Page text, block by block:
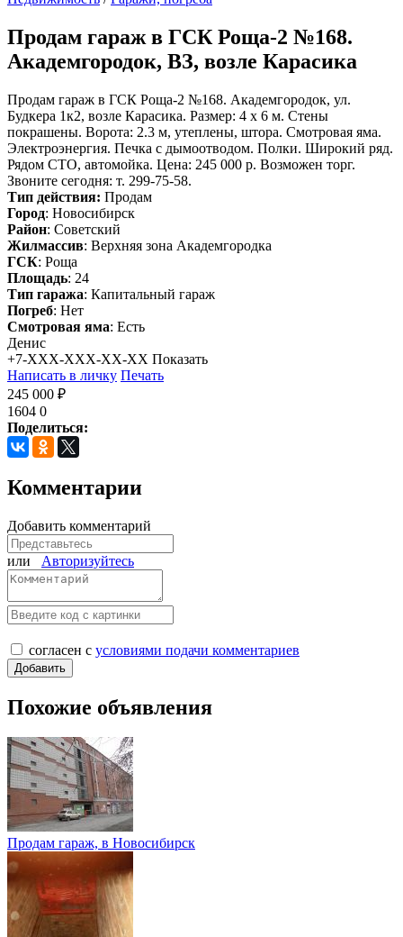
Продам гараж в ГСК Роща-2 №168.
Академгородок, ВЗ, возле Карасика
Продам гараж в ГСК Роща-2 №168. Академгородок, ул.
Будкера 1к2, возле Карасика. Размер: 4 х 6 м. Стены
покрашены. Ворота: 2.3 м, утеплены, штора. Смотровая яма.
Электроэнергия. Печка с дымоотводом. Полки. Широкий ряд.
Рядом СТО, автомойка. Цена: 245 000 р. Возможен торг.
Звоните сегодня: т. 299-75-58.
Тип действия: Продам
Город: Новосибирск
Район: Советский
Жилмассив: Верхняя зона Академгородка
ГСК: Роща
Площадь: 24
Тип гаража: Капитальный гараж
Погреб: Нет
Смотровая яма: Есть
Денис
+7-XXX-XXX-XX-XX Показать
Написать в личку Печать
245 000 ₽
1604 0
Поделиться:
Комментарии
Добавить комментарий
или Авторизуйтесь
согласен с условиями подачи комментариев
Похожие объявления
Продам гараж, в Новосибирск